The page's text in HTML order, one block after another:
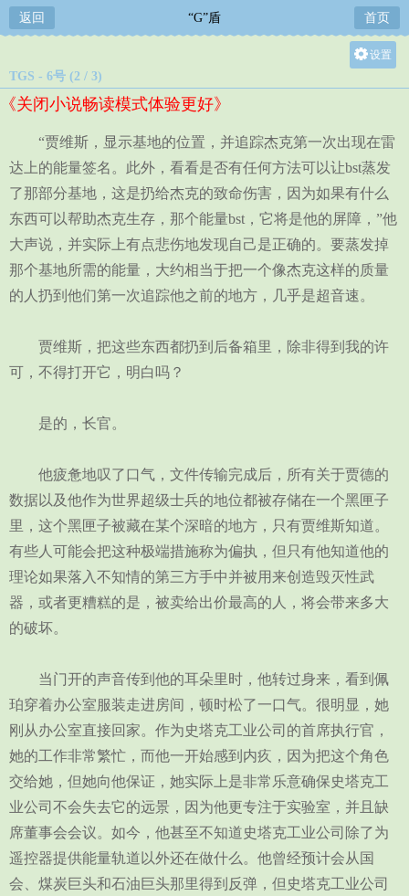
返回 “G”盾 首页
设置
中
小
TGS - 6号 (2 / 3)
《关闭小说畅读模式体验更好》
“贾维斯，显示基地的位置，并追踪杰克第一次出现在雷
达上的能量签名。此外，看看是否有任何方法可以让bst蒸发
了那部分基地，这是扔给杰克的致命伤害，因为如果有什么
东西可以帮助杰克生存，那个能量bst，它将是他的屏障，”他
大声说，并实际上有点悲伤地发现自己是正确的。要蒸发掉
那个基地所需的能量，大约相当于把一个像杰克这样的质量
的人扔到他们第一次追踪他之前的地方，几乎是超音速。
贾维斯，把这些东西都扔到后备箱里，除非得到我的许
可，不得打开它，明白吗？
是的，长官。
他疲惫地叹了口气，文件传输完成后，所有关于贾德的
数据以及他作为世界超级士兵的地位都被存储在一个黑匣子
里，这个黑匣子被藏在某个深暗的地方，只有贾维斯知道。
有些人可能会把这种极端措施称为偏执，但只有他知道他的
理论如果落入不知情的第三方手中并被用来创造毁灭性武
器，或者更糟糕的是，被卖给出价最高的人，将会带来多大
的破坏。
当门开的声音传到他的耳朵里时，他转过身来，看到佩
珀穿着办公室服装走进房间，顿时松了一口气。很明显，她
刚从办公室直接回家。作为史塔克工业公司的首席执行官，
她的工作非常繁忙，而他一开始感到内疚，因为把这个角色
交给她，但她向他保证，她实际上是非常乐意确保史塔克工
业公司不会失去它的远景，因为他更专注于实验室，并且缺
席董事会会议。如今，他甚至不知道史塔克工业公司除了为
遥控器提供能量轨道以外还在做什么。他曾经预计会从国
会、煤炭巨头和石油巨头那里得到反弹，但史塔克工业公司